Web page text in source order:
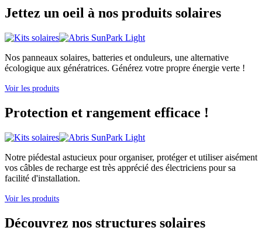
Jettez un oeil à nos produits solaires
Nos panneaux solaires, batteries et onduleurs, une alternative
écologique aux génératrices. Générez votre propre énergie verte !
Voir les produits
Protection et rangement efficace !
Notre piédestal astucieux pour organiser, protéger et utiliser aisément
vos câbles de recharge est très apprécié des électriciens pour sa
facilité d'installation.
Voir les produits
Découvrez nos structures solaires